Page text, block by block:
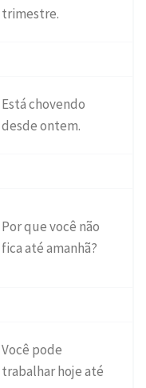
trimestre.
Está chovendo
desde ontem.
Por que você não
fica até amanhã?
Você pode
trabalhar hoje até